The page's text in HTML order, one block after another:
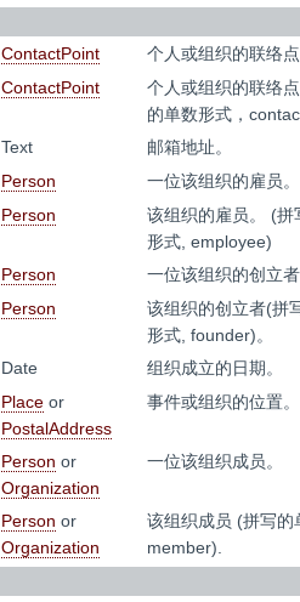
ContactPoint 个人或组织的联络
ContactPoint
个人或组织的联络
的单数形式，
Text
邮箱地址。
Person 一位该组织的雇员。
Person
该组织的雇员。 (拼
形式, employee)
Person 一位该组织的创立
Person
该组织的创立者(拼
形式, founder)。
Date 组织成立的日期。
Place or
PostalAddress
事件或组织的位置。
Person or
Organization
一位该组织成员。
Person or
Organization
该组织成员 (拼写的
member).